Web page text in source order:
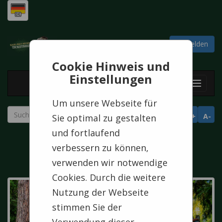
Cookie Hinweis und
Einstellungen
Um unsere Webseite für
Sie optimal zu gestalten
und fortlaufend
verbessern zu können,
verwenden wir notwendige
Cookies. Durch die weitere
Nutzung der Webseite
stimmen Sie der
Warenkorb
Anmelden
A-
A+